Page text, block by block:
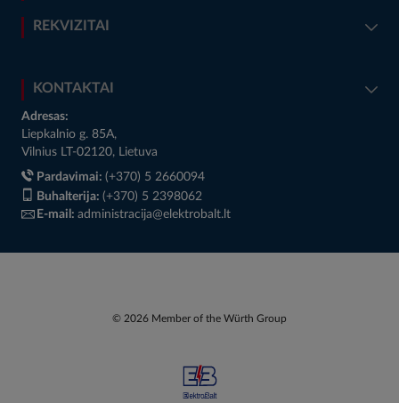
REKVIZITAI
KONTAKTAI
Adresas:
Liepkalnio g. 85A,
Vilnius LT-02120, Lietuva
Pardavimai: (+370) 5 2660094
Buhalterija: (+370) 5 2398062
E-mail: administracija@elektrobalt.lt
© 2026 Member of the Würth Group